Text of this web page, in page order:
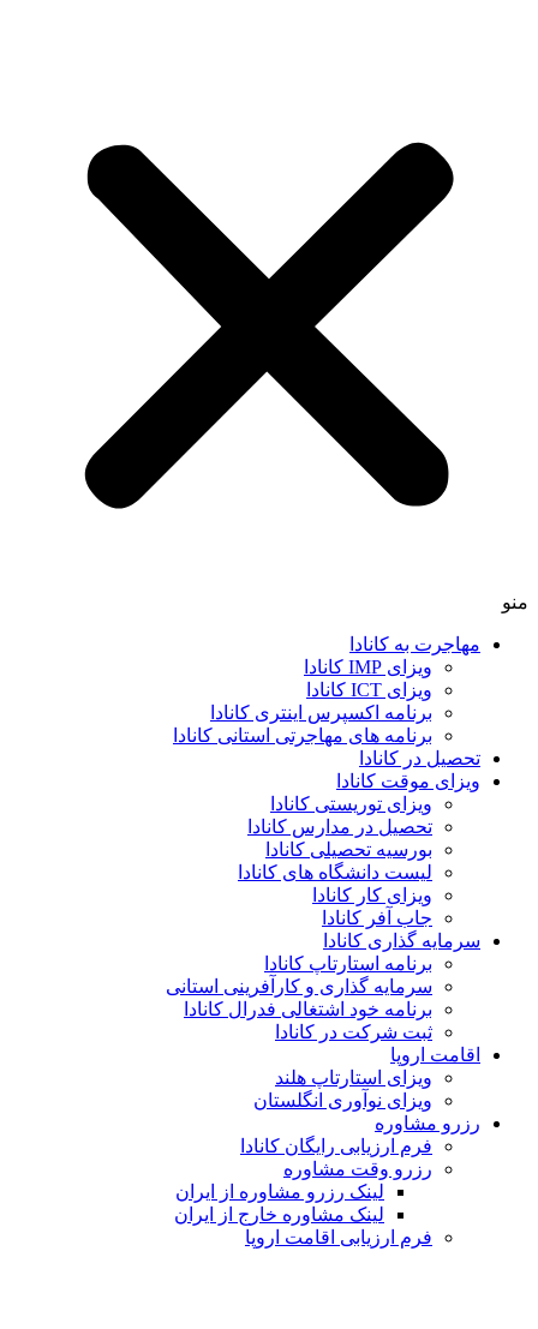
منو
مهاجرت به کانادا
ویزای IMP کانادا
ویزای ICT کانادا
برنامه اکسپرس اینتری کانادا
برنامه های مهاجرتی استانی کانادا
تحصیل در کانادا
ویزای موقت کانادا
ویزای توریستی کانادا
تحصیل در مدارس کانادا
بورسیه تحصیلی کانادا
لیست دانشگاه های کانادا
ویزای کار کانادا
جاب آفر کانادا
سرمایه گذاری کانادا
برنامه استارتاپ کانادا
سرمایه گذاری و کارآفرینی استانی
برنامه خود اشتغالی فدرال کانادا
ثبت شرکت در کانادا
اقامت اروپا
ویزای استارتاپ هلند
ویزای نوآوری انگلستان
رزرو مشاوره
فرم ارزیابی رایگان کانادا
رزرو وقت مشاوره
لینک رزرو مشاوره از ایران
لینک مشاوره خارج از ایران
فرم ارزیابی اقامت اروپا